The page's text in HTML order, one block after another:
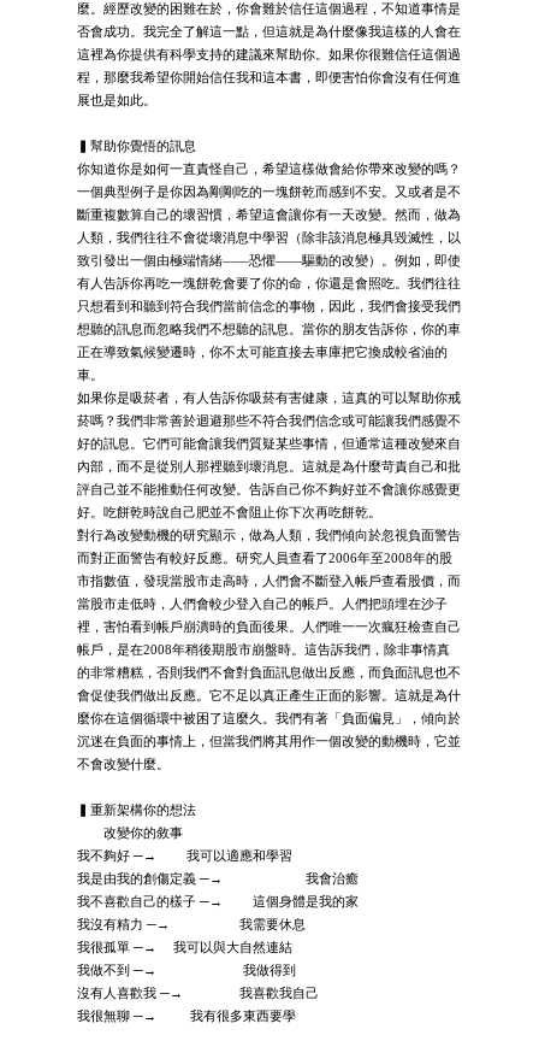
麼。經歷改變的困難在於，你會難於信任這個過程，不知道事情是
否會成功。我完全了解這一點，但這就是為什麼像我這樣的人會在
這裡為你提供有科學支持的建議來幫助你。如果你很難信任這個過
程，那麼我希望你開始信任我和這本書，即便害怕你會沒有任何進
展也是如此。
▍幫助你覺悟的訊息
你知道你是如何一直責怪自己，希望這樣做會給你帶來改變的嗎？
一個典型例子是你因為剛剛吃的一塊餅乾而感到不安。又或者是不
斷重複數算自己的壞習慣，希望這會讓你有一天改變。然而，做為
人類，我們往往不會從壞消息中學習（除非該消息極具毀滅性，以
致引發出一個由極端情緒——恐懼——驅動的改變）。例如，即使
有人告訴你再吃一塊餅乾會要了你的命，你還是會照吃。我們往往
只想看到和聽到符合我們當前信念的事物，因此，我們會接受我們
想聽的訊息而忽略我們不想聽的訊息。當你的朋友告訴你，你的車
正在導致氣候變遷時，你不太可能直接去車庫把它換成較省油的
車。
如果你是吸菸者，有人告訴你吸菸有害健康，這真的可以幫助你戒
菸嗎？我們非常善於迴避那些不符合我們信念或可能讓我們感覺不
好的訊息。它們可能會讓我們質疑某些事情，但通常這種改變來自
內部，而不是從別人那裡聽到壞消息。這就是為什麼苛責自己和批
評自己並不能推動任何改變。告訴自己你不夠好並不會讓你感覺更
好。吃餅乾時說自己肥並不會阻止你下次再吃餅乾。
對行為改變動機的研究顯示，做為人類，我們傾向於忽視負面警告
而對正面警告有較好反應。研究人員查看了2006年至2008年的股
市指數值，發現當股市走高時，人們會不斷登入帳戶查看股價，而
當股市走低時，人們會較少登入自己的帳戶。人們把頭埋在沙子
裡，害怕看到帳戶崩潰時的負面後果。人們唯一一次瘋狂檢查自己
帳戶，是在2008年稍後期股市崩盤時。這告訴我們，除非事情真
的非常糟糕，否則我們不會對負面訊息做出反應，而負面訊息也不
會促使我們做出反應。它不足以真正產生正面的影響。這就是為什
麼你在這個循環中被困了這麼久。我們有著「負面偏見」，傾向於
沉迷在負面的事情上，但當我們將其用作一個改變的動機時，它並
不會改變什麼。
▍重新架構你的想法
改變你的敘事
我不夠好 ─→ 我可以適應和學習
我是由我的創傷定義 ─→ 我會治癒
我不喜歡自己的樣子 ─→ 這個身體是我的家
我沒有精力 ─→ 我需要休息
我很孤單 ─→ 我可以與大自然連結
我做不到 ─→ 我做得到
沒有人喜歡我 ─→ 我喜歡我自己
我很無聊 ─→ 我有很多東西要學